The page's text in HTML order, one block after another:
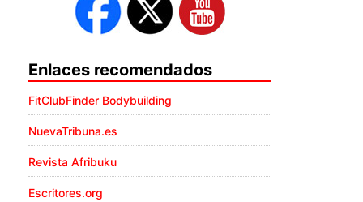
Enlaces recomendados
FitClubFinder Bodybuilding
NuevaTribuna.es
Revista Afribuku
Escritores.org